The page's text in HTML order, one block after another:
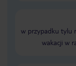
w przypadku tylu
wakacji w